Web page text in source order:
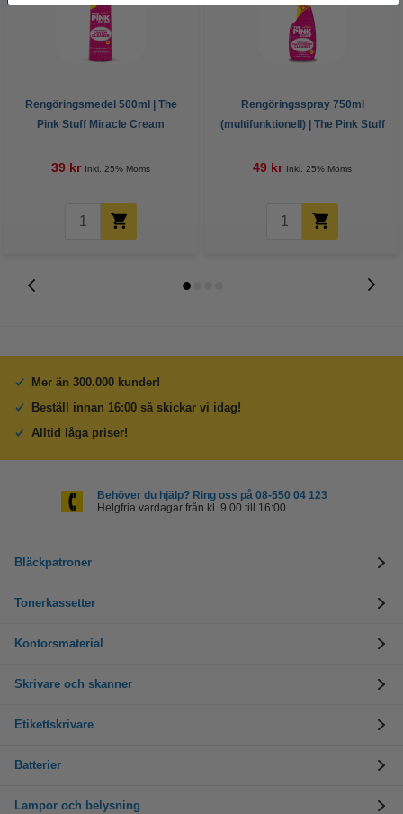
Rengöringsmedel 500ml | The
Pink Stuff Miracle Cream
39 kr Inkl. 25% Moms
Rengöringsspray 750ml
(multifunktionell) | The Pink Stuff
49 kr Inkl. 25% Moms
Mer än 300.000 kunder!
Beställ innan 16:00 så skickar vi idag!
Alltid låga priser!
Behöver du hjälp? Ring oss på 08-550 04 123
Helgfria vardagar från kl. 9:00 till 16:00
Bläckpatroner
Tonerkassetter
Kontorsmaterial
Skrivare och skanner
Etikettskrivare
Batterier
Lampor och belysning